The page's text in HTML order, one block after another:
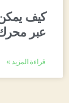
كيف يمكن
عبر
قراءة المزيد »